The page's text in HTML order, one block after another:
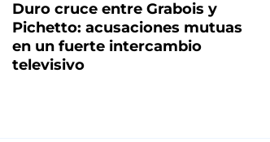
Duro cruce entre Grabois y
Pichetto: acusaciones mutuas
en un fuerte intercambio
televisivo